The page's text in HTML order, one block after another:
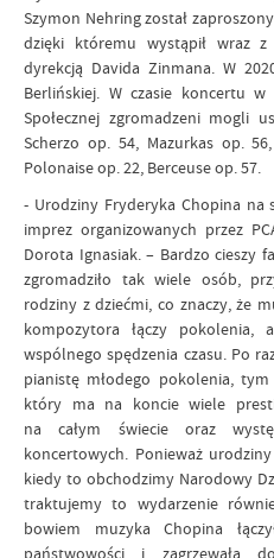
Szymon Nehring został
dzięki któremu wystąpił wraz z
dyrekcją Davida Zinmana. W
Berlińskiej. W czasie koncertu
Społecznej zgromadzeni mogli
Scherzo op. 54, Mazurkas op.
Polonaise op. 22, Berceuse op. 57.
- Urodziny Fryderyka Chopina na
imprez organizowanych przez
Dorota Ignasiak. – Bardzo cieszy
zgromadziło tak wiele osób,
rodziny z dziećmi, co znaczy, że
kompozytora łączy
wspólnego spędzenia czasu. Po
pianistę młodego pokolenia,
który ma na koncie wiele
na całym świecie oraz
koncertowych. Ponieważ
kiedy to obchodzimy Narodowy
traktujemy to wydarzenie
bowiem muzyka Chopina
państwowości i zagrzewała